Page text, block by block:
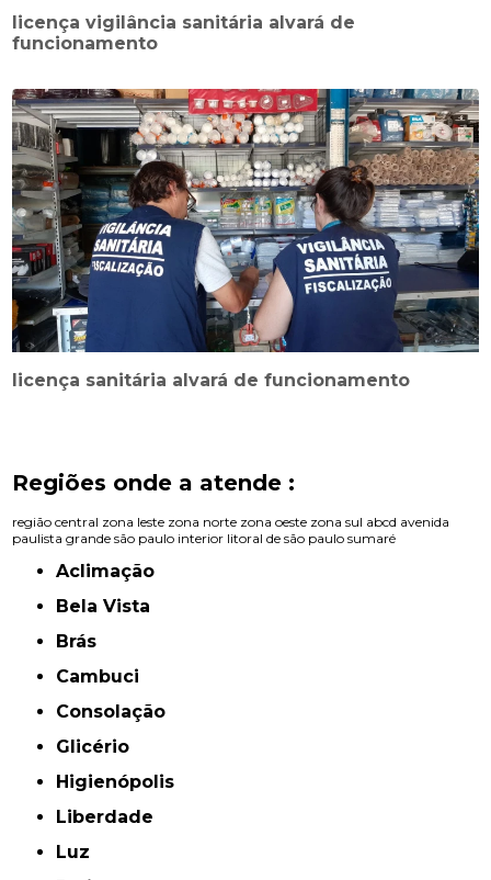
licença vigilância sanitária alvará de
funcionamento
licença sanitária alvará de funcionamento
Regiões onde a atende :
região central zona leste zona norte zona oeste zona sul abcd avenida
paulista grande são paulo interior litoral de são paulo sumaré
Aclimação
Bela Vista
Brás
Cambuci
Consolação
Glicério
Higienópolis
Liberdade
Luz